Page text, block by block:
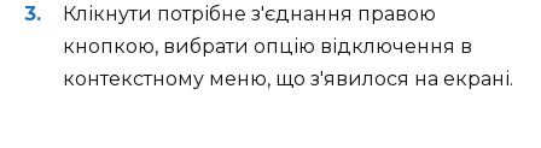
Клікнути потрібне з'єднання правою
кнопкою, вибрати опцію відключення в
контекстному меню, що з'явилося на екрані.